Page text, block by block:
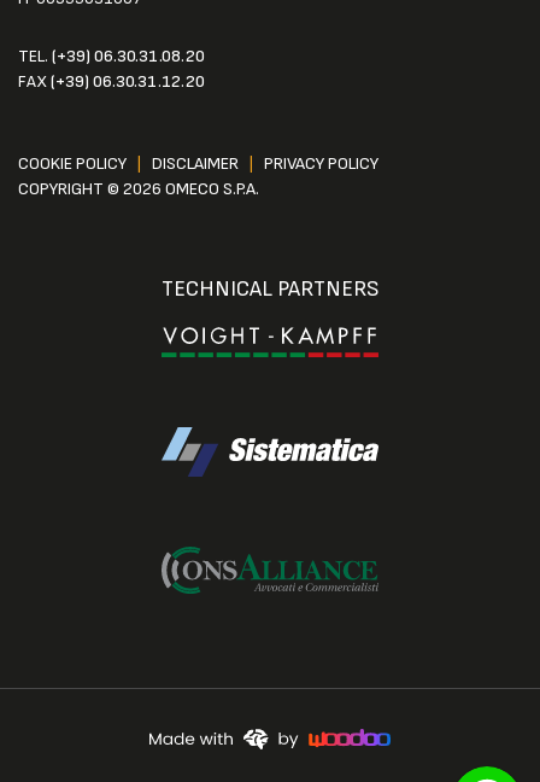
TEL. (+39) 06.30.31.08.20
FAX(+39) 06.30.31.12.20
COOKIE POLICY DISCLAIMER
PRIVACY POLICY
COPYRIGHT © 2026 OMECO S.P.A.
TECHNICAL PARTNERS